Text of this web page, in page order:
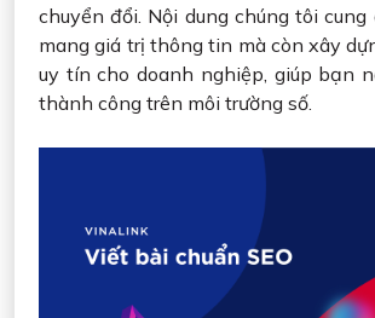
chuyển đổi. Nội dung chúng tôi
mang giá trị thông tin mà còn xây
uy tín cho doanh nghiệp, giúp bạn
thành công trên môi trường số.